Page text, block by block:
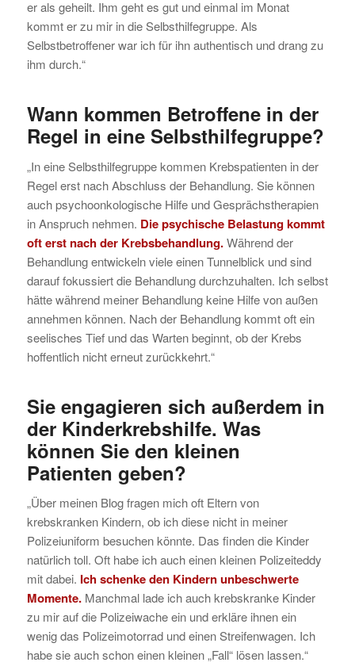
er als geheilt. Ihm geht es gut und einmal im Monat
kommt er zu mir in die Selbsthilfegruppe. Als
Selbstbetroffener war ich für ihn authentisch und drang zu
ihm durch.“
Wann kommen Betroffene in der
Regel in eine Selbsthilfegruppe?
„In eine Selbsthilfegruppe kommen Krebspatienten in der
Regel erst nach Abschluss der Behandlung. Sie können
auch psychoonkologische Hilfe und Gesprächstherapien
in Anspruch nehmen. Die psychische Belastung kommt
oft erst nach der Krebsbehandlung.Während der
Behandlung entwickeln viele einen Tunnelblick und sind
darauf fokussiert die Behandlung durchzuhalten. Ich selbst
hätte während meiner Behandlung keine Hilfe von außen
annehmen können. Nach der Behandlung kommt oft ein
seelisches Tief und das Warten beginnt, ob der Krebs
hoffentlich nicht erneut zurückkehrt.“
Sie engagieren sich außerdem in
der Kinderkrebshilfe. Was
können Sie den kleinen
Patienten geben?
„Über meinen Blog fragen mich oft Eltern von
krebskranken Kindern, ob ich diese nicht in meiner
Polizeiuniform besuchen könnte. Das finden die Kinder
natürlich toll. Oft habe ich auch einen kleinen Polizeiteddy
mit dabei. Ich schenke den Kindern unbeschwerte
Momente. Manchmal lade ich auch krebskranke Kinder
zu mir auf die Polizeiwache ein und erkläre ihnen ein
wenig das Polizeimotorrad und einen Streifenwagen. Ich
habe sie auch schon einen kleinen „Fall“ lösen lassen.“